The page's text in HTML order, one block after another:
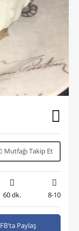
Mutfağı Takip Et
60 dk. 8-10
FB'ta Paylaş